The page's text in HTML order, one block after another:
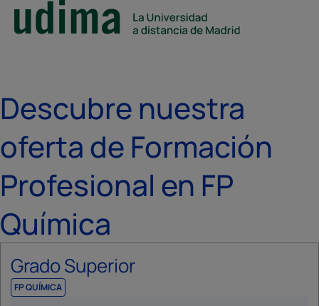
Descubre nuestra
oferta de Formación
Profesional en FP
Química
Grado Superior
FP QUÍMICA